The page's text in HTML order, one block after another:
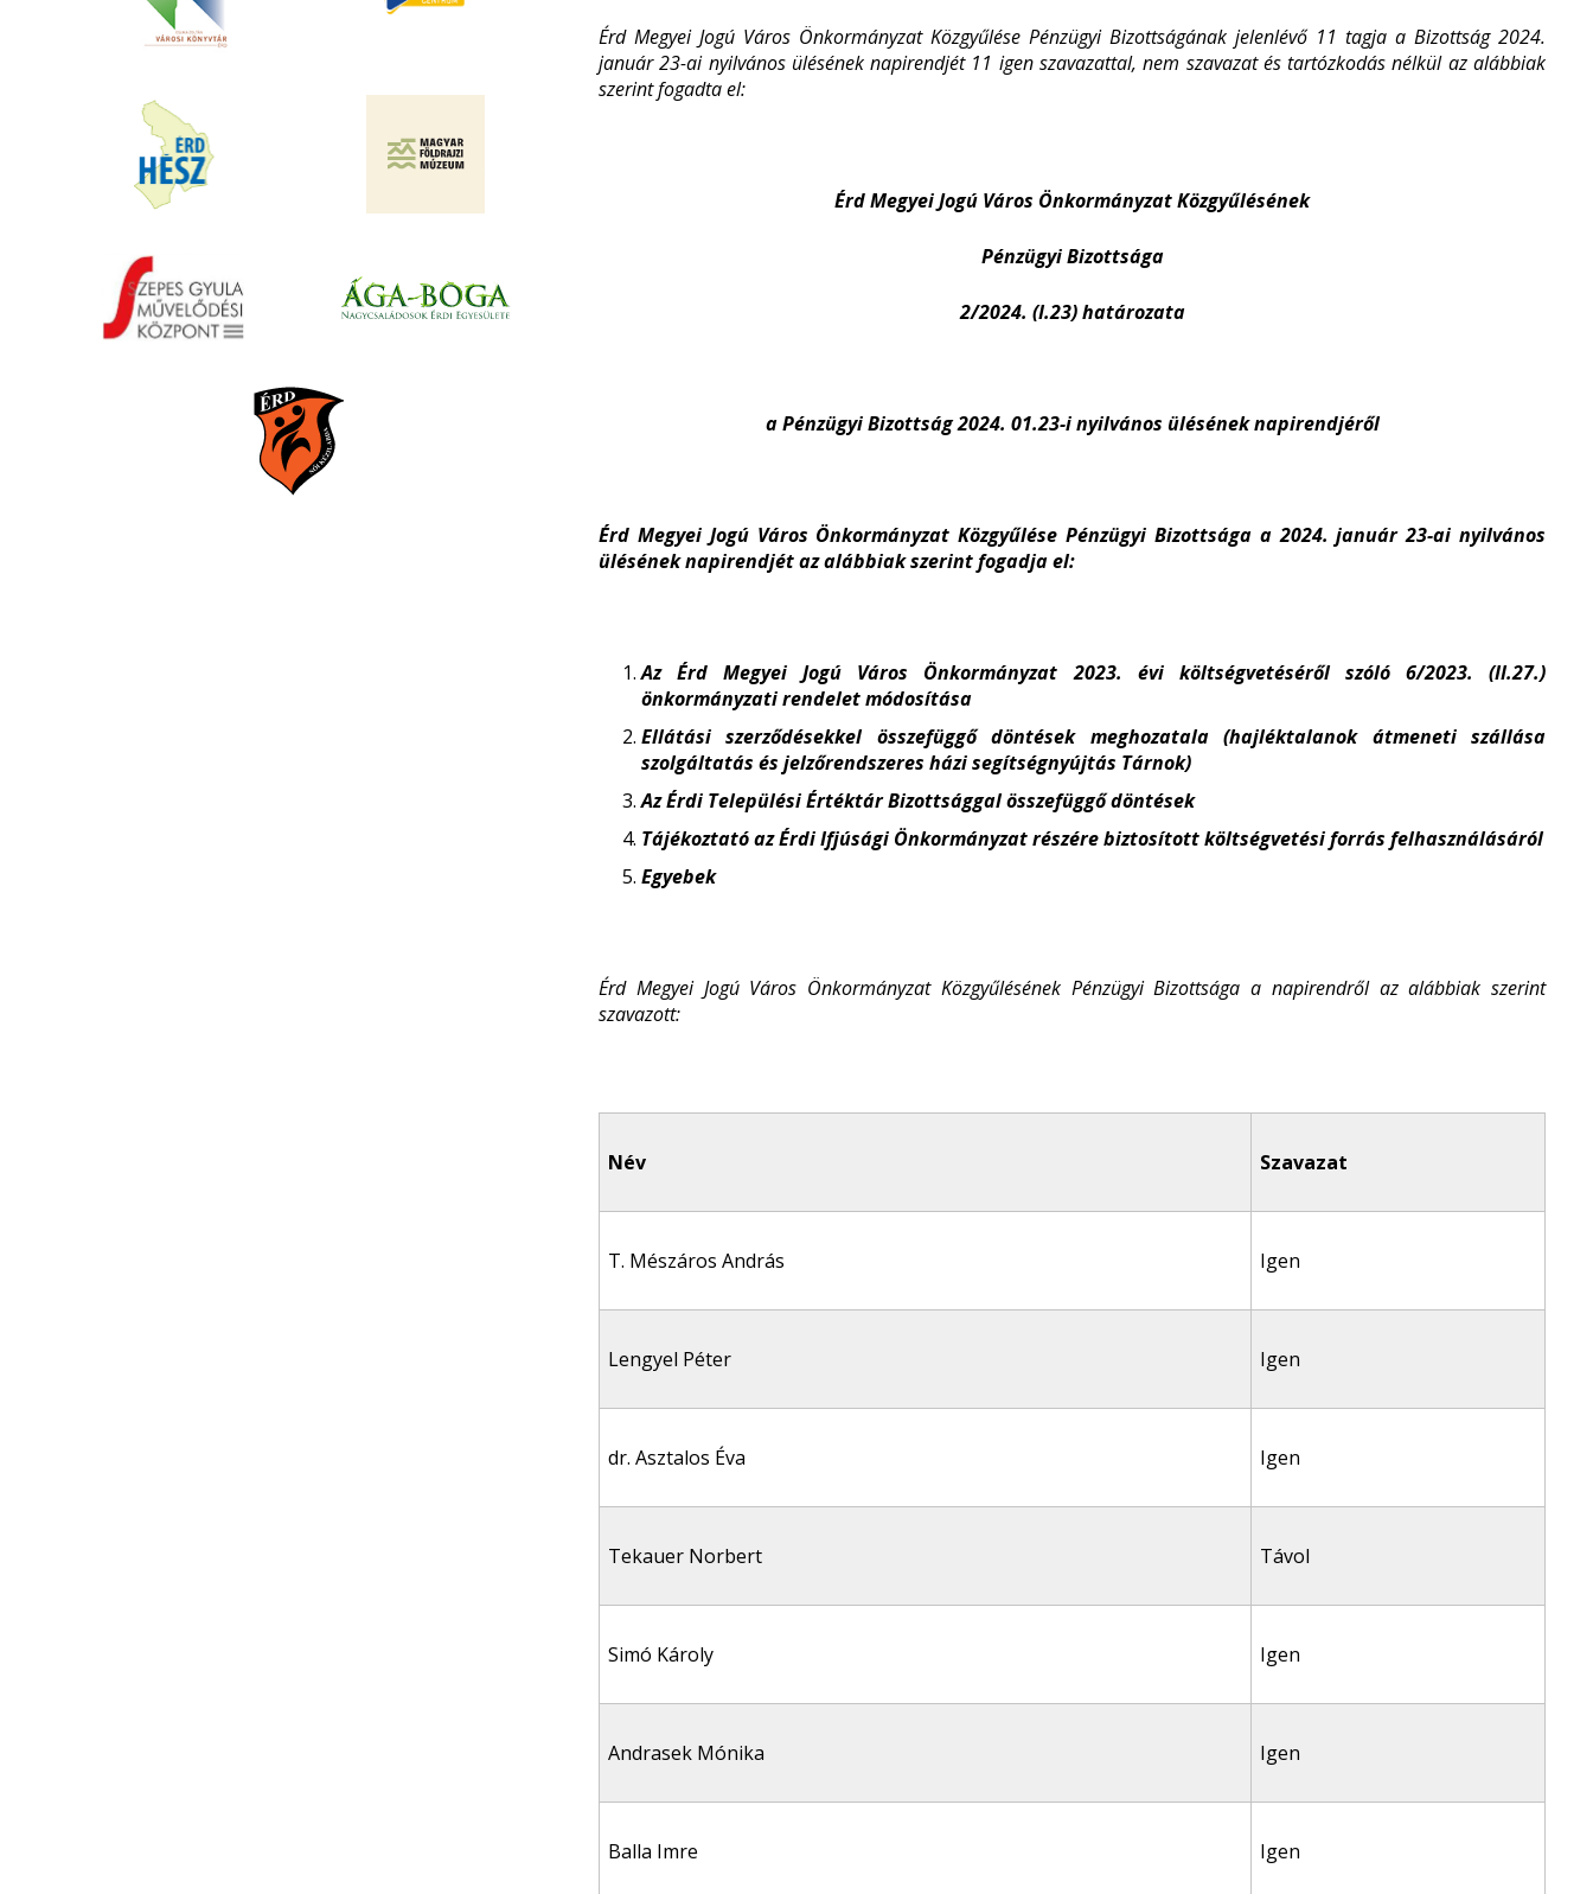
Érd Megyei Jogú Város Önkormányzat Közgyűlése Pénzügyi Bizottságának jelenlévő 11 tagja a Bizottság 2024.
január 23-ai nyilvános ülésének napirendjét 11 igen szavazattal, nem szavazat és tartózkodás nélkül az alábbiak
szerint fogadta el:
Érd Megyei Jogú Város Önkormányzat Közgyűlésének
Pénzügyi Bizottsága
2/2024. (I.23) határozata
a Pénzügyi Bizottság 2024. 01.23-i nyilvános ülésének napirendjéről
Érd Megyei Jogú Város Önkormányzat Közgyűlése Pénzügyi Bizottsága a 2024. január 23-ai nyilvános
ülésének napirendjét az alábbiak szerint fogadja el:
Az Érd Megyei Jogú Város Önkormányzat 2023. évi költségvetéséről szóló 6/2023. (II.27.)
önkormányzati rendelet módosítása
Ellátási szerződésekkel összefüggő döntések meghozatala (hajléktalanok átmeneti szállása
szolgáltatás és jelzőrendszeres házi segítségnyújtás Tárnok)
Az Érdi Települési Értéktár Bizottsággal összefüggő döntések
Tájékoztató az Érdi Ifjúsági Önkormányzat részére biztosított költségvetési forrás felhasználásáról
Egyebek
Érd Megyei Jogú Város Önkormányzat Közgyűlésének Pénzügyi Bizottsága a napirendről az alábbiak szerint
szavazott:
Név Szavazat
T. Mészáros András Igen
Lengyel Péter Igen
dr. Asztalos Éva Igen
Tekauer Norbert Távol
Simó Károly Igen
Andrasek Mónika Igen
Balla Imre Igen